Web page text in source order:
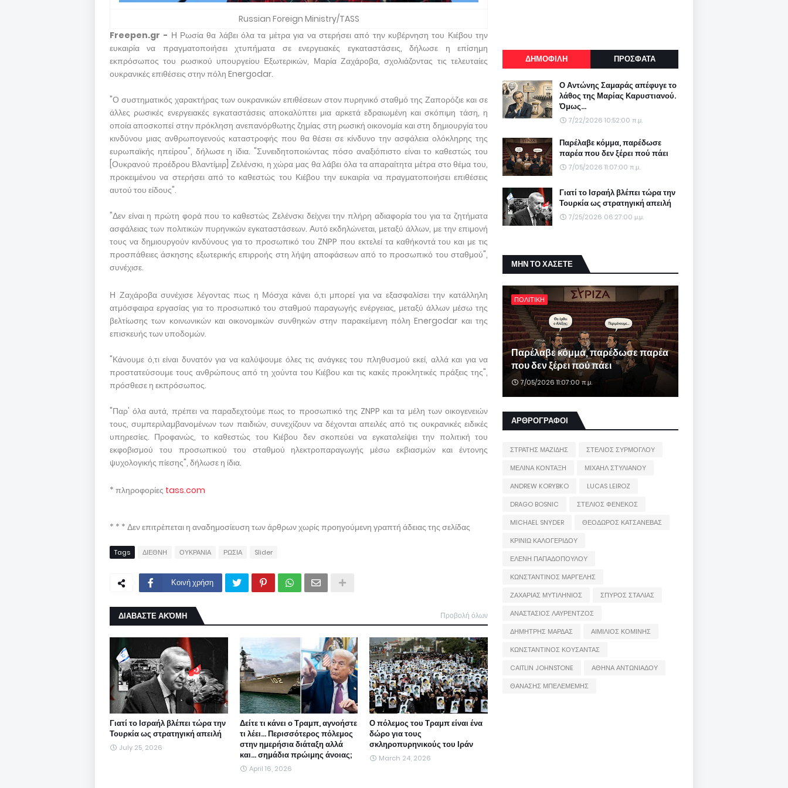
Russian Foreign Ministry/TASS
Freepen.gr - Η Ρωσία θα λάβει όλα τα μέτρα για να στερήσει από την κυβέρνηση του Κιέβου την
ευκαιρία να πραγματοποιήσει χτυπήματα σε ενεργειακές εγκαταστάσεις, δήλωσε η επίσημη
εκπρόσωπος του ρωσικού υπουργείου Εξωτερικών, Μαρία Ζαχάροβα, σχολιάζοντας τις τελευταίες
ουκρανικές επιθέσεις στην πόλη Energodar.
"Ο συστηματικός χαρακτήρας των ουκρανικών επιθέσεων στον πυρηνικό σταθμό της Ζαπορόζιε και σε
άλλες ρωσικές ενεργειακές εγκαταστάσεις αποκαλύπτει μια αρκετά εδραιωμένη και σκόπιμη τάση, η
οποία αποσκοπεί στην πρόκληση ανεπανόρθωτης ζημίας στη ρωσική οικονομία και στη δημιουργία του
κινδύνου μιας ανθρωπογενούς καταστροφής που θα θέσει σε κίνδυνο την ασφάλεια ολόκληρης της
ευρωπαϊκής ηπείρου", δήλωσε η ίδια. "Συνειδητοποιώντας πόσο αναξιόπιστο είναι το καθεστώς του
[Ουκρανού προέδρου Βλαντίμιρ] Ζελένσκι, η χώρα μας θα λάβει όλα τα απαραίτητα μέτρα στο θέμα του,
προκειμένου να στερήσει από το καθεστώς του Κιέβου την ευκαιρία να πραγματοποιήσει επιθέσεις
αυτού του είδους".
"Δεν είναι η πρώτη φορά που το καθεστώς Ζελένσκι δείχνει την πλήρη αδιαφορία του για τα ζητήματα
ασφάλειας των πολιτικών πυρηνικών εγκαταστάσεων. Αυτό εκδηλώνεται, μεταξύ άλλων, με την επιμονή
τους να δημιουργούν κινδύνους για το προσωπικό του ZNPP που εκτελεί τα καθήκοντά του και με τις
προσπάθειες άσκησης εξωτερικής επιρροής στη λήψη αποφάσεων από το προσωπικό του σταθμού",
συνέχισε.
Η Ζαχάροβα συνέχισε λέγοντας πως η Μόσχα κάνει ό,τι μπορεί για να εξασφαλίσει την κατάλληλη
ατμόσφαιρα εργασίας για το προσωπικό του σταθμού παραγωγής ενέργειας, μεταξύ άλλων μέσω της
βελτίωσης των κοινωνικών και οικονομικών συνθηκών στην παρακείμενη πόλη Energodar και της
επισκευής των υποδομών.
"Κάνουμε ό,τι είναι δυνατόν για να καλύψουμε όλες τις ανάγκες του πληθυσμού εκεί, αλλά και για να
προστατεύσουμε τους ανθρώπους από τη χούντα του Κιέβου και τις κακές προκλητικές πράξεις της",
πρόσθεσε η εκπρόσωπος.
"Παρ' όλα αυτά, πρέπει να παραδεχτούμε πως το προσωπικό της ZNPP και τα μέλη των οικογενειών
τους, συμπεριλαμβανομένων των παιδιών, συνεχίζουν να δέχονται απειλές από τις ουκρανικές ειδικές
υπηρεσίες. Προφανώς, το καθεστώς του Κιέβου δεν σκοπεύει να εγκαταλείψει την πολιτική του
εκφοβισμού του προσωπικού του σταθμού ηλεκτροπαραγωγής μέσω εκβιασμών και έντονης
ψυχολογικής πίεσης", δήλωσε η ίδια.
* πληροφορίες tass.com
* * * Δεν επιτρέπεται η αναδημοσίευση των άρθρων χωρίς προηγούμενη γραπτή άδειας της σελίδας
Tags ΔΙΕΘΝΗ ΟΥΚΡΑΝΙΑ ΡΩΣΙΑ Slider
Κοινή χρήση
ΔΙΑΒΑΣΤΕ ΑΚΌΜΗ Προβολή όλων
Γιατί το Ισραήλ βλέπει τώρα την
Τουρκία ως στρατηγική απειλή
July 25, 2026
Δείτε τι κάνει ο Τραμπ, αγνοήστε
τι λέει... Περισσότερος πόλεμος
στην ημερήσια διάταξη αλλά
και... σημάδια πρώιμης άνοιας;
April 16, 2026
Ο πόλεμος του Τραμπ είναι ένα
δώρο για τους
σκληροπυρηνικούς του Ιράν
March 24, 2026
ΔΗΜΟΦΙΛΗ ΠΡΟΣΦΑΤΑ
Ο Αντώνης Σαμαράς απέφυγε το
λάθος της Μαρίας Καρυστιανού.
Όμως...
7/22/2026 10:52:00 π.μ.
Παρέλαβε κόμμα, παρέδωσε
παρέα που δεν ξέρει πού πάει
7/05/2026 11:07:00 π.μ.
Γιατί το Ισραήλ βλέπει τώρα την
Τουρκία ως στρατηγική απειλή
7/25/2026 06:27:00 μ.μ.
ΜΗΝ ΤΟ ΧΑΣΕΤΕ
ΠΟΛΙΤΙΚΗ
Παρέλαβε κόμμα, παρέδωσε παρέα
που δεν ξέρει πού πάει
7/05/2026 11:07:00 π.μ.
ΑΡΘΡΟΓΡΑΦΟΙ
ΣΤΡΑΤΗΣ ΜΑΖΙΔΗΣ
ΣΤΕΛΙΟΣ ΣΥΡΜΟΓΛΟΥ
ΜΕΛΙΝΑ ΚΟΝΤΑΞΗ
ΜΙΧΑΗΛ ΣΤΥΛΙΑΝΟΥ
ANDREW KORYBKO
LUCAS LEIROZ
DRAGO BOSNIC
ΣΤΕΛΙΟΣ ΦΕΝΕΚΟΣ
MICHAEL SNYDER
ΘΕΟΔΩΡΟΣ ΚΑΤΣΑΝΕΒΑΣ
ΚΡΙΝΙΩ ΚΑΛΟΓΕΡΙΔΟΥ
ΕΛΕΝΗ ΠΑΠΑΔΟΠΟΥΛΟΥ
ΚΩΝΣΤΑΝΤΙΝΟΣ ΜΑΡΓΕΛΗΣ
ΖΑΧΑΡΙΑΣ ΜΥΤΙΛΗΝΙΟΣ
ΣΠΥΡΟΣ ΣΤΑΛΙΑΣ
ΑΝΑΣΤΑΣΙΟΣ ΛΑΥΡΕΝΤΖΟΣ
ΔΗΜΗΤΡΗΣ ΜΑΡΔΑΣ
ΑΙΜΙΛΙΟΣ ΚΟΜΙΝΗΣ
ΚΩΝΣΤΑΝΤΙΝΟΣ ΚΟΥΣΑΝΤΑΣ
CAITLIN JOHNSTONE
ΑΘΗΝΑ ΑΝΤΩΝΙΑΔΟΥ
ΘΑΝΑΣΗΣ ΜΠΕΛΕΜΕΜΗΣ